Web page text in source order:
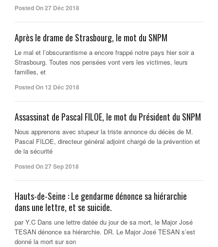
Posted On 27 Déc 2018
Après le drame de Strasbourg, le mot du SNPM
Le mal et l’obscurantisme a encore frappé notre pays hier soir a
Strasbourg. Toutes nos pensées vont vers les victimes, leurs
familles, et
Posted On 12 Déc 2018
Assassinat de Pascal FILOE, le mot du Président du SNPM
Nous apprenons avec stupeur la triste annonce du décès de M.
Pascal FILOE, directeur général adjoint chargé de la prévention et
de la sécurité
Posted On 27 Sep 2018
Hauts-de-Seine : Le gendarme dénonce sa hiérarchie
dans une lettre, et se suicide.
par Y.C Dans une lettre datée du jour de sa mort, le Major José
TESAN dénonce sa hiérarchie. DR. Le Major José TESAN s’est
donné la mort sur son